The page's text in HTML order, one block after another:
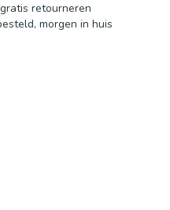
retourneren
morgen in huis